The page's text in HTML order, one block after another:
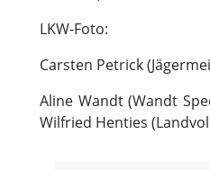
LKW-Foto:
Carsten Petrick
Aline Wandt (Wandt
Wilfried Henties